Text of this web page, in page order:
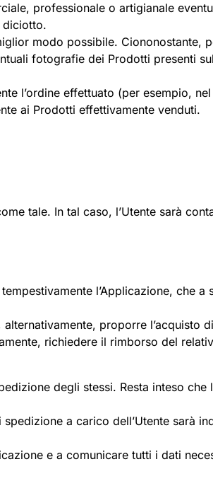
professionale o artigianale
diciotto.
modo possibile. Ciononostante,
fotografie dei Prodotti presenti
l’ordine effettuato (per esempio,
ai Prodotti effettivamente venduti.
tale. In tal caso, l’Utente sarà
l’Applicazione, che a
proporre l’acquisto
richiedere il rimborso del
degli stessi. Resta inteso che
a carico dell’Utente sarà
e a comunicare tutti i dati